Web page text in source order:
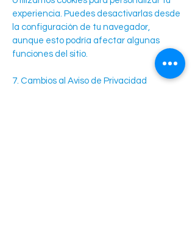
experiencia. Puedes desactivarlas desde
la configuración de tu navegador,
aunque esto podría afectar algunas
funciones del sitio.
7. Cambios al Aviso de Privacidad